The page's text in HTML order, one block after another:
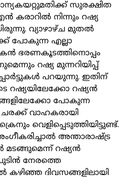
സുരക്ഷിത
കരാറിൽ നിന്നും റഷ്യ
വ്യാഴാഴ്ച മുതൽ
പോകുന്ന എല്ലാ
ഭരണകൂടത്തിനൊപ്പം
റഷ്യ മുന്നറിയിപ്പ്
പറയുന്നു. ഇതിന്
റഷ്യയിലേക്കോ റഷ്യൻ
പോകുന്ന
വാഹകരായി
വെളിപ്പെടുത്തിയിട്ടുണ്ട്.
അന്താരാഷ്ട്ര
മടങ്ങുമെന്ന് റഷ്യൻ
നേരത്തെ
കഴിഞ്ഞ ദിവസങ്ങളിലായി